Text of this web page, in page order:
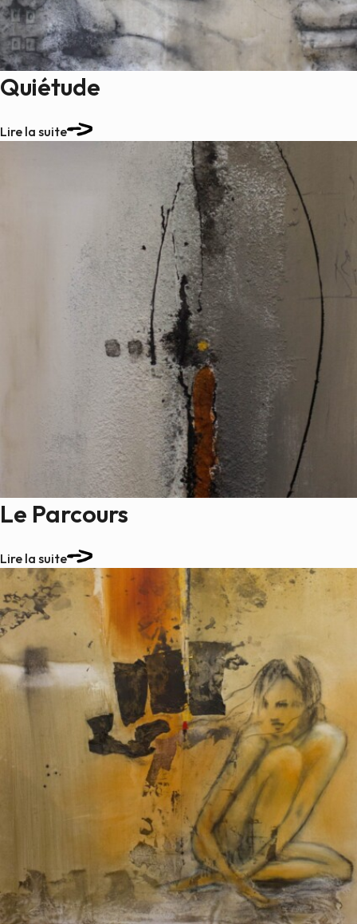
Quiétude
Lire la suite
Le Parcours
Lire la suite